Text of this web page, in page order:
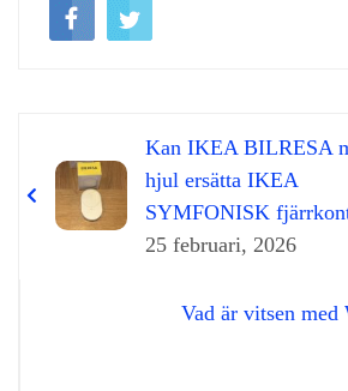
Kan IKEA BILRESA
hjul ersätta IKEA
SYMFONISK
25 februari, 2026
Vad är vitsen